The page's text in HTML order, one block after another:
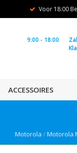
Voor 18:00
9:00 - 18:00
ACCESSOIRES
Motorola /Motorola